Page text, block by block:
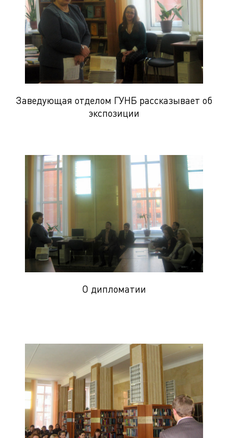
Заведующая отделом ГУНБ рассказывает об
экспозиции
О дипломатии